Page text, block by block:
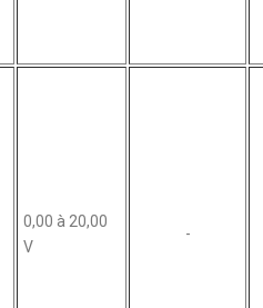
0,00 à 20,00
V
-